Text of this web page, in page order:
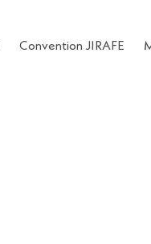
Convention JIRAFE